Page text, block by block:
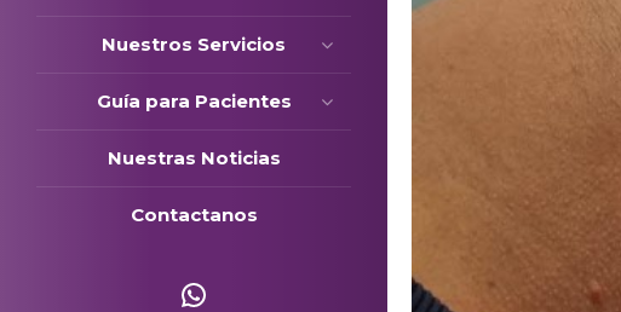
Nuestros Servicios
Guía para Pacientes
Nuestras Noticias
Contactanos